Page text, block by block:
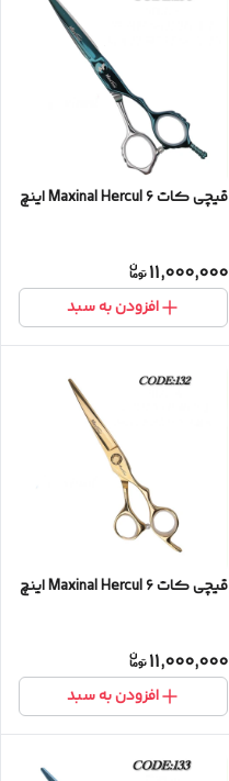
قیچی کات Maxinal Hercul ۶ اینچ
11,000,000
افزودن به سبد
قیچی کات Maxinal Hercul ۶ اینچ
11,000,000
افزودن به سبد